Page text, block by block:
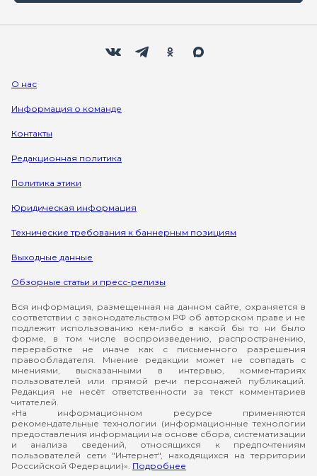
О нас
Информация о команде
Контакты
Редакционная политика
Политика этики
Юридическая информация
Технические требования к баннерным позициям
Выходные данные
Обзорные статьи и пресс-релизы
Вся информация, размещенная на данном сайте, охраняется в
соответствии с законодательством РФ об авторском праве и не
подлежит использованию кем-либо в какой бы то ни было
форме, в том числе воспроизведению, распространению,
переработке не иначе как с письменного разрешения
правообладателя. Мнение редакции может не совпадать с
мнениями, высказанными в интервью, комментариях
пользователей или прямой речи персонажей публикаций.
Редакция не несёт ответственности за текст комментариев
читателей.
«На информационном ресурсе применяются
рекомендательные технологии (информационные технологии
предоставления информации на основе сбора, систематизации
и анализа сведений, относящихся к предпочтениям
пользователей сети "Интернет", находящихся на территории
Российской Федерации)». Подробнее